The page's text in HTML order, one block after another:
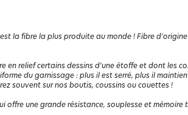
la fibre la plus produite au monde ! Fibre
en relief certains dessins d'une étoffe et dont les
du garnissage : plus il est serré, plus il
souvent sur nos boutis, coussins ou couettes !
offre une grande résistance, souplesse et